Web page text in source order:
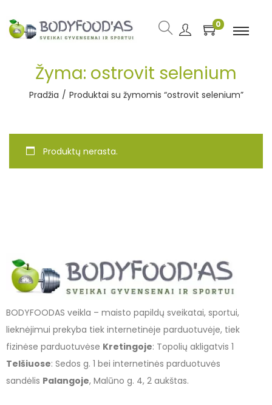
0
Žyma: ostrovit selenium
Pradžia / Produktai su žymomis “ostrovit selenium”
Produktų nerasta.
BODYFOODAS veikla – maisto papildų sveikatai, sportui,
lieknėjimui prekyba tiek internetinėje parduotuvėje, tiek
fizinėse parduotuvėse Kretingoje: Topolių akligatvis 1
Telšiuose: Sedos g. 1 bei internetinės parduotuvės
sandėlis Palangoje, Malūno g. 4, 2 aukštas.